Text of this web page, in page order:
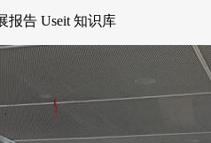
报告 Useit 知识库